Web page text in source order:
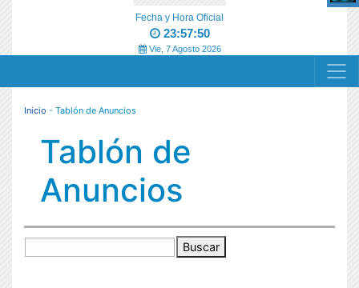
Fecha y Hora Oficial
23:57:50
Vie, 7 Agosto 2026
MENÚ RESPONSIVE
Inicio - Tablón de Anuncios
Tablón de
Anuncios
Buscar